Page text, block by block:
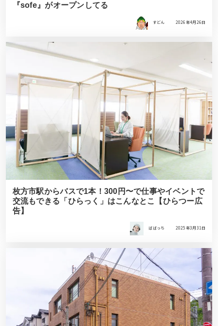
『sofe』がオープンしてる
すどん 2026年4月26日
枚方市駅からバスで1本！300円〜で仕事やイベントで
交流もできる「ひらっく」はこんなとこ【ひらつー広
告】
ばばっち 2025年3月31日